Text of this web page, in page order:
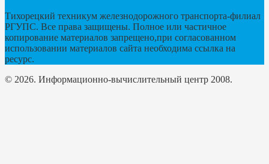
Тихорецкий техникум железнодорожного транспорта-филиал
РГУПС. Все права защищены. Полное или частичное
копирование материалов запрещено,при согласованном
использовании материалов сайта необходима ссылка на
ресурс.
© 2026. Информационно-вычислительный центр 2008.